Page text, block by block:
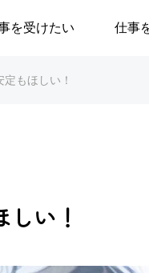
を受けたい 仕事
もほしい！
い！